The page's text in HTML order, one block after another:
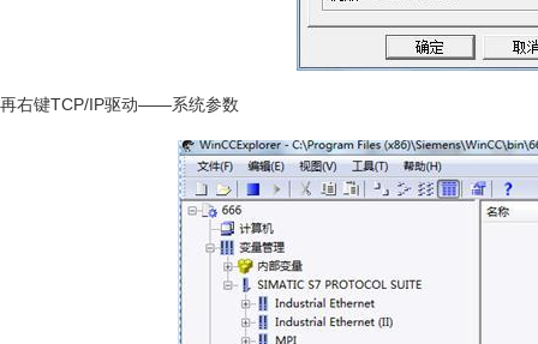
再右键TCP/IP驱动——系统参数